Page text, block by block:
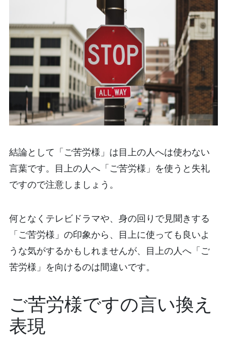
結論として「ご苦労様」は目上の人へは使わない
言葉です。目上の人へ「ご苦労様」を使うと失礼
ですので注意しましょう。
何となくテレビドラマや、身の回りで見聞きする
「ご苦労様」の印象から、目上に使っても良いよ
うな気がするかもしれませんが、目上の人へ「ご
苦労様」を向けるのは間違いです。
ご苦労様ですの言い換え
表現